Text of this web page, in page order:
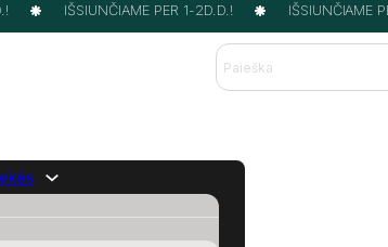
IŠSIUNČIAME PER 1-2D.D.! IŠSIUNČIAME